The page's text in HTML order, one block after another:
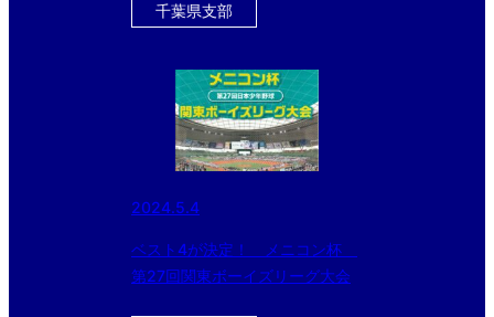
千葉県支部
2024.5.4
ベスト4が決定！ メニコン杯
第27回関東ボーイズリーグ大会